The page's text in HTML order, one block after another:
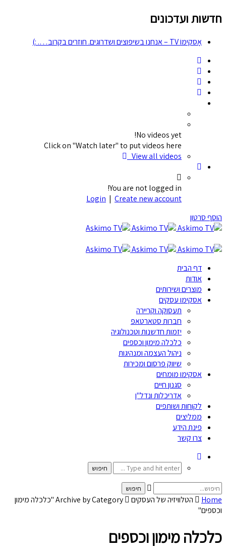
חדשות ועדכונים
אָסקימוֹ TV – אנחנו בשיפוצים ושדרוגים. חוזרים בקרוב…. :)
No videos yet!
Click on "Watch later" to put videos here
View all videos
You are not logged in!
Login | Create new account
הוסף סרטון
דף הבית
אודות
מוצרים ושירותים
אסקימו עסקים
תעסוקה וקריירה
חברות סטארטאפ
יזמות חדשנות וטכנולוגיה
כלכלה מימון וכספים
ניהול העצמה ומנהיגות
שיווק פרסום ומכירות
אסקימו מומחים
סגנון חיים
אדריכלות ונדל"ן
לקוחות ושותפים
ממליצים
פינת הידע
צרו קשר
Home הטלוויזיה של העסקים
Archive by Category "כלכלה מימון
וכספים"
כלכלה מימון וכספים